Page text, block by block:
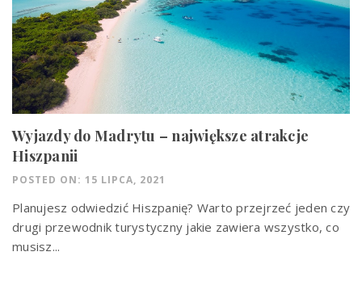
Wyjazdy do Madrytu – największe atrakcje
Hiszpanii
POSTED ON: 15 LIPCA, 2021
Planujesz odwiedzić Hiszpanię? Warto przejrzeć jeden czy
drugi przewodnik turystyczny jakie zawiera wszystko, co
musisz...